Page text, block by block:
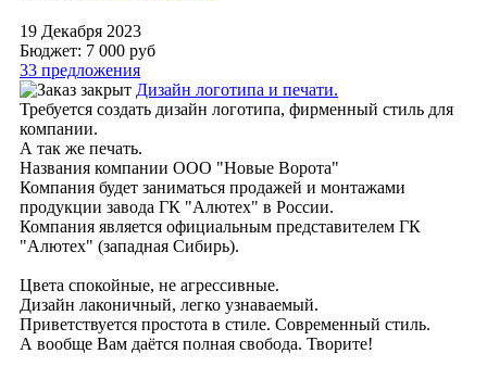
19 Декабря 2023
Бюджет: 7 000 руб
33 предложения
Дизайн логотипа и печати.
Требуется создать дизайн логотипа, фирменный стиль для
компании.
А так же печать.
Названия компании ООО "Новые Ворота"
Компания будет заниматься продажей и монтажами
продукции завода ГК "Алютех" в России.
Компания является официальным представителем ГК
"Алютех" (западная Сибирь).
Цвета спокойные, не агрессивные.
Дизайн лаконичный, легко узнаваемый.
Приветствуется простота в стиле. Современный стиль.
А вообще Вам даётся полная свобода. Творите!